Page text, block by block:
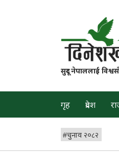
सुदूर नेपाललाई
गृह प्रदेश
#चुनाव २०८२